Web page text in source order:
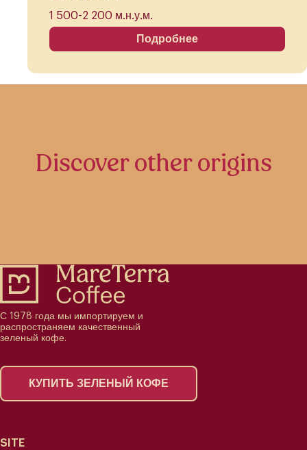
1 500-2 200 м.н.у.м.
Подробнее
Discover other origins
С 1978 года мы импортируем и
распространяем качественный
зеленый кофе.
КУПИТЬ ЗЕЛЕНЫЙ КОФЕ
SITE